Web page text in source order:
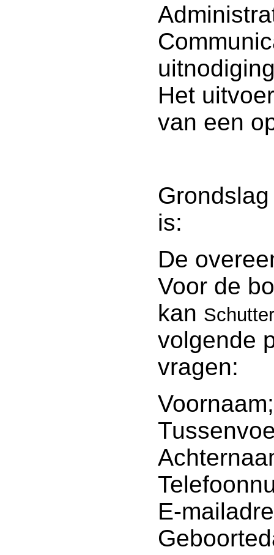
Het
van een
is:
De
Voor de
kan
volgende
vragen:
Voornaam;
E-